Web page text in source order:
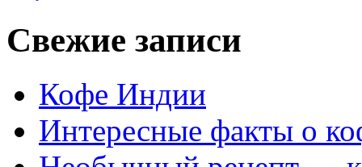
Свежие записи
Кофе Индии
Интересные факты о